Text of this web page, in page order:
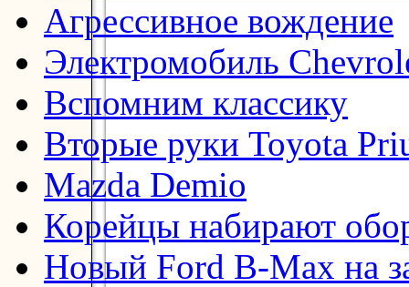
Агрессивное вождение
Электромобиль
Вспомним классику
Вторые руки Toyota
Mazda Demio
Корейцы набирают
Новый Ford B-Max на